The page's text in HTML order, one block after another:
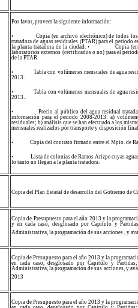
Por favor, proveer la siguiente información:
•
Copia (en archivo electrónico) de todos
tratadora de aguas residuales (PTAR) para el periodo
la planta tratadora de la ciudad.•
Copia
laboratorios externos (certificados o no) para el
de la PTAR.
•
Tabla con volúmenes mensuales de agua
2013.
•
Tabla con volúmenes mensuales de agua
2013..
•
Precio al público del agua residual
información para el periodo 2008-2013: a)
residuales; b) análisis que se han efectuado a los
mensuales realizados por transporte y disposición
• Copia del contrato firmado entre el Mpio. de
•
Lista de colonias de Ramos Arizpe cuyas
lo tanto no llegan a la planta tratadora.
Copia del Plan Estatal de desarrollo del Gobierno de
Copia de Presupuesto para el año 2013 y la
y en cada caso, desglosado por Capitulo y
Administrativa, la programación de sus acciones , y
Copia de Presupuesto para el año 2013 y la
en cada caso, desglosado por Capitulo y
Administrativa, la programación de sus acciones, y
2013
Copia de Presupuesto para el año 2013 y la